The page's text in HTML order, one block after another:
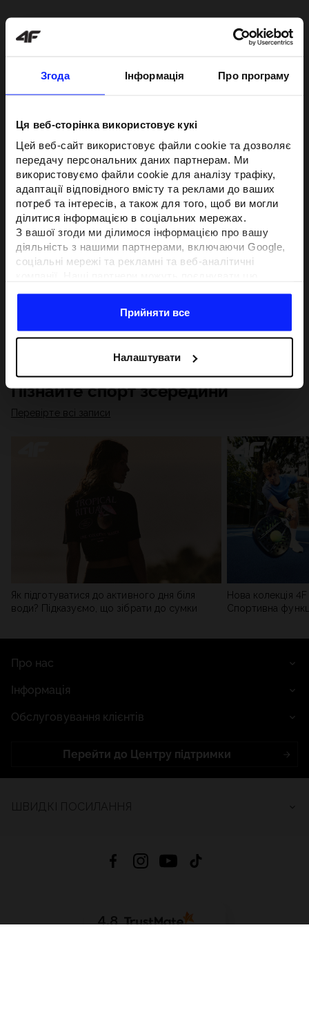
Згода Інформація Про програму
Ця веб-сторінка використовує кукі
Цей веб-сайт використовує файли cookie та дозволяє
передачу персональних даних партнерам. Ми
використовуємо файли cookie для аналізу трафіку,
адаптації відповідного вмісту та реклами до ваших
потреб та інтересів, а також для того, щоб ви могли
ділитися інформацією в соціальних мережах.
З вашої згоди ми ділимося інформацією про вашу
діяльність з нашими партнерами, включаючи Google,
соціальні мережі та рекламні та веб-аналітичні
отримують у результаті використання вами їхніх
послуг.З вашої згоди ми також можемо ділитися
з метою націлювання та покращення відображення
відповідної онлайн-реклами, проведення аналітики,
відповідності вмісту та вдосконалення рішень, які
пропонують наші партнери (наприклад, соціальні
мережі). Детальну інформацію можна знайти в нашій
та в розділі «Деталі».
Прийняти все
Налаштувати
Пізнайте спорт зсередини
Перевірте всі записи
Як підготуватися до активного дня біля
води? Підказуємо, що зібрати до сумки
Нова колекція
Спортивна
Про нас
Інформація
Обслуговування клієнтів
Перейти до Центру підтримки
4.8